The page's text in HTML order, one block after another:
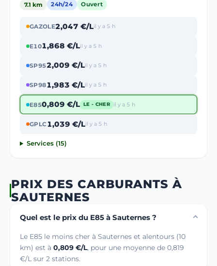
7.1 km 24h/24 Ouvert
GAZOLE2,047 €/Lil y a 5 h
E101,868 €/Lil y a 5 h
SP952,009 €/Lil y a 5 h
SP981,983 €/Lil y a 5 h
E850,809 €/L LE - CHER il y a 5 h
GPLC1,039 €/Lil y a 5 h
Services (15)
PRIX DES CARBURANTS À
SAUTERNES
Quel est le prix du E85 à Sauternes ?
Le E85 le moins cher à Sauternes et alentours (10
km) est à 0,809 €/L, pour une moyenne de 0,819
€/L sur 2 stations.